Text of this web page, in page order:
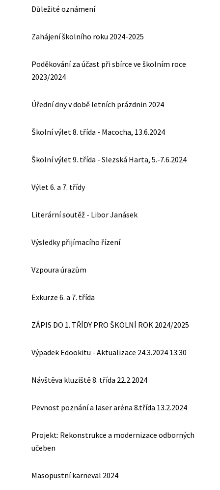
Důležité oznámení
Zahájení školního roku 2024-2025
Poděkování za účast při sbírce ve školním roce
2023/2024
Úřední dny v době letních prázdnin 2024
Školní výlet 8. třída - Macocha, 13.6.2024
Školní výlet 9. třída - Slezská Harta, 5.-7.6.2024
Výlet 6. a 7. třídy
Literární soutěž - Libor Janásek
Výsledky přijímacího řízení
Vzpoura úrazům
Exkurze 6. a 7. třída
ZÁPIS DO 1. TŘÍDY PRO ŠKOLNÍ ROK 2024/2025
Výpadek Edookitu - Aktualizace 24.3.2024 13:30
Návštěva kluziště 8. třída 22.2.2024
Pevnost poznání a laser aréna 8.třída 13.2.2024
Projekt: Rekonstrukce a modernizace odborných
učeben
Masopustní karneval 2024